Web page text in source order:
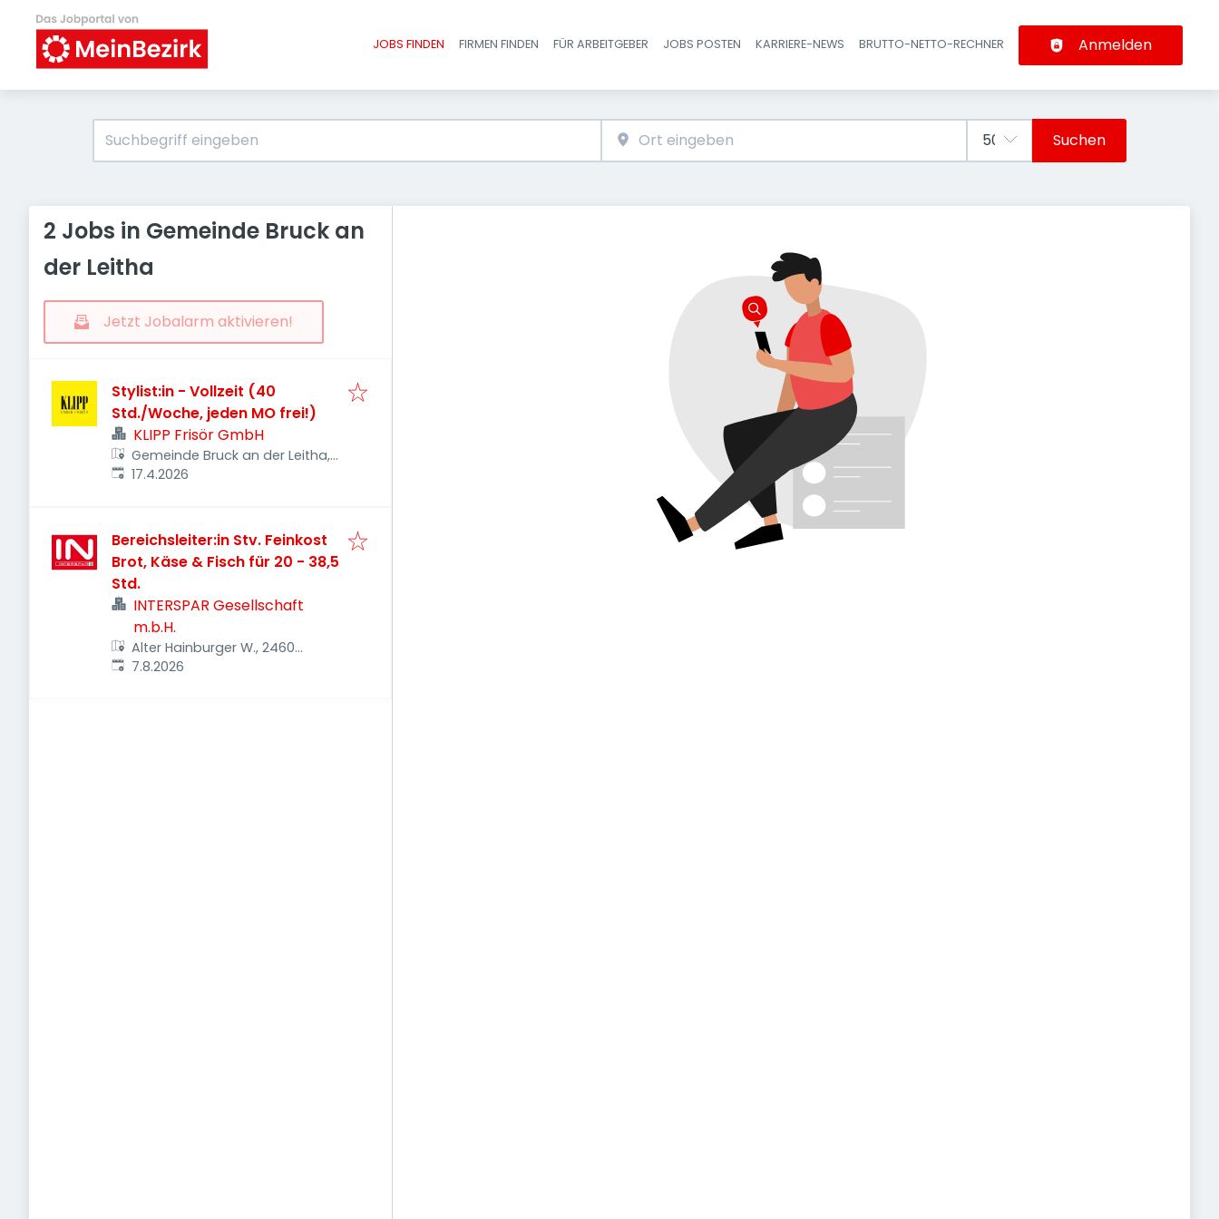
Haupt-Navigation
JOBS FINDEN FIRMEN FINDEN FÜR ARBEITGEBER JOBS POSTEN KARRIERE-NEWS BRUTTO-NETTO-RECHNER Anmelden
Suchen
2 Jobs in Gemeinde Bruck an
der Leitha
Jetzt Jobalarm aktivieren!
Stylist:in - Vollzeit (40
Std./Woche, jeden MO frei!)
KLIPP Frisör GmbH
Gemeinde Bruck an der Leitha,
Österreich
Veröffentlicht
17.4.2026
Bereichsleiter:in Stv. Feinkost
Brot, Käse & Fisch für 20 - 38,5
Std.
INTERSPAR Gesellschaft
m.b.H.
Alter Hainburger W., 2460
Gemeinde Bruck an der Leitha,
Veröffentlicht
7.8.2026